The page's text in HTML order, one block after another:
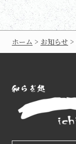
ホーム > お知らせ >